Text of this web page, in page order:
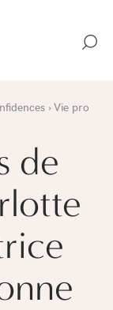
Vie pro
de